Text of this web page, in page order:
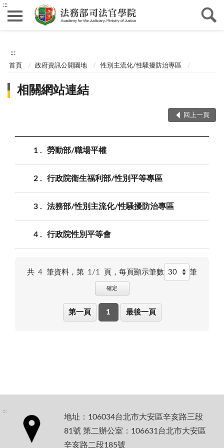
:::
:::
首頁 政府資訊公開園地 性別主流化/性騷擾防治專區
相關網站連結
回上一頁
1 勞動部/職場平權
2 行政院衛生福利部/性別平等專區
3 法務部/性別主流化/性騷擾防治專區
4 行政院性別平等會
共 4 筆資料，第 1/1 頁， 每頁顯示筆數 筆
確定
第一頁 1 最後一頁
:::
地址：106034台北市大安區辛亥路三段
81號 第二辦公室：106631台北市大安區
辛亥路二段185號